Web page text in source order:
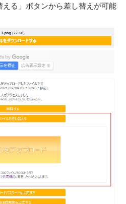
る」ボタンから差し替えが可能